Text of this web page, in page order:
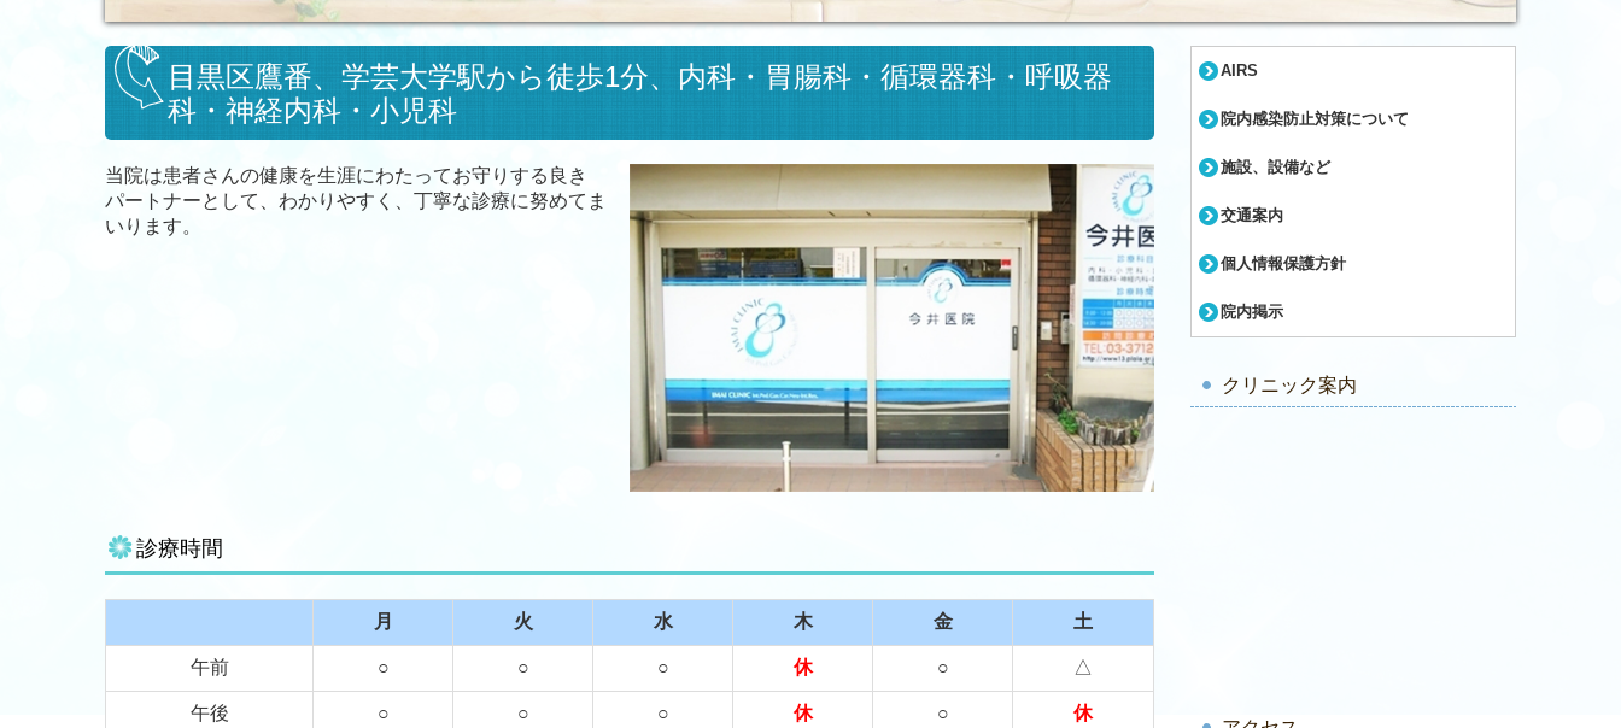
目黒区鷹番、学芸大学駅から徒歩1分、内科・胃腸科・循環器科・呼吸器
科・神経内科・小児科
当院は患者さんの健康を生涯にわたってお守りする良き
パートナーとして、わかりやすく、丁寧な診療に努めてま
いります。
診療時間
月 火 水 木 金 土
午前 ○ ○ ○ 休 ○ △
午後 ○ ○ ○ 休 ○ 休
AIRS
院内感染防止対策について
施設、設備など
交通案内
個人情報保護方針
院内掲示
クリニック案内